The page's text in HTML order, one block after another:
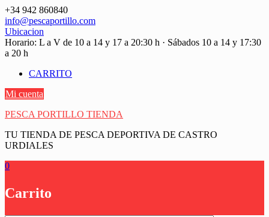
Saltar
contenido
+34 942 860840
info@pescaportillo.com
Ubicacion
Horario: L a V de 10 a 14 y 17 a 20:30 h · Sábados 10 a 14 y 17:30
a 20 h
CARRITO
Mi cuenta
PESCA PORTILLO TIENDA
TU TIENDA DE PESCA DEPORTIVA DE CASTRO
URDIALES
0
Carrito